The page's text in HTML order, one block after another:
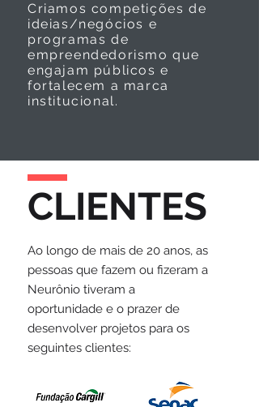
Criamos competições de
ideias/negócios e
programas de
empreendedorismo que
engajam públicos e
fortalecem a marca
institucional.
CLIENTES
Ao longo de mais de 20 anos, as
pessoas que fazem ou fizeram a
Neurônio tiveram a
oportunidade e o prazer de
desenvolver projetos para os
seguintes clientes: